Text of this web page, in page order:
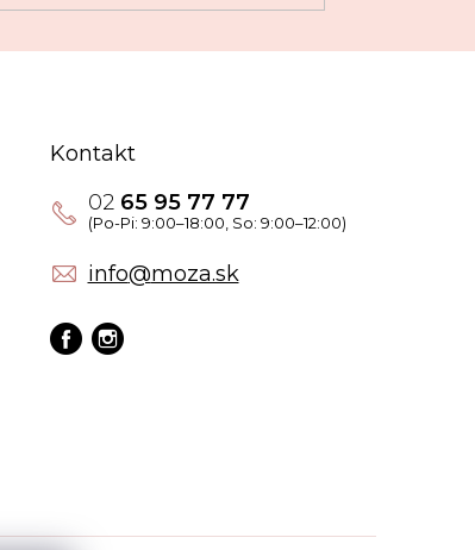
Kontakt
info@moza.sk
0265 95 77 77